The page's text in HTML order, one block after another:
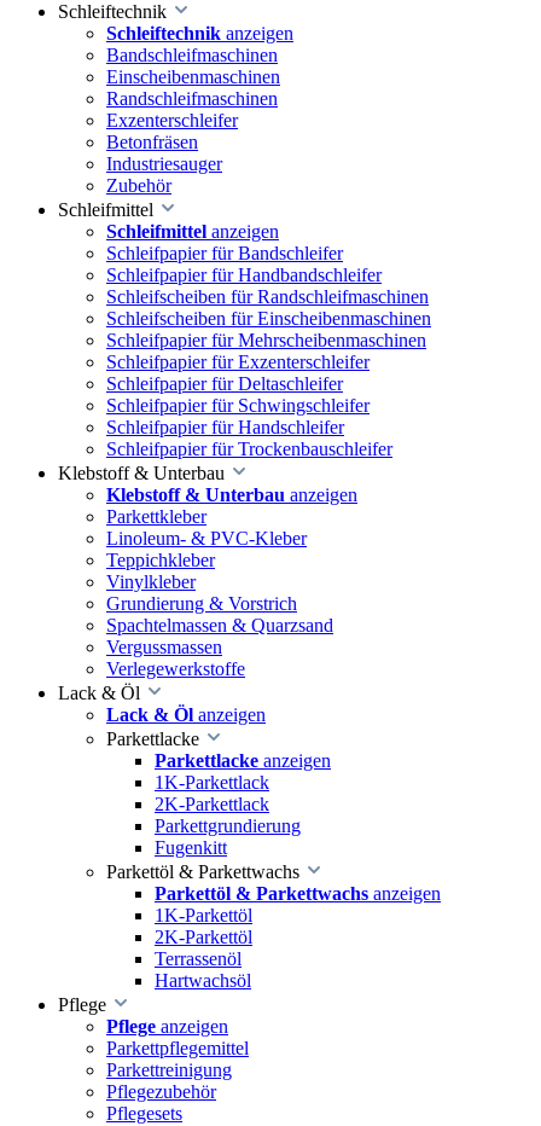
Schleiftechnik
Schleiftechnik anzeigen
Bandschleifmaschinen
Einscheibenmaschinen
Randschleifmaschinen
Exzenterschleifer
Betonfräsen
Industriesauger
Zubehör
Schleifmittel
Schleifmittel anzeigen
Schleifpapier für Bandschleifer
Schleifpapier für Handbandschleifer
Schleifscheiben für Randschleifmaschinen
Schleifscheiben für Einscheibenmaschinen
Schleifpapier für Mehrscheibenmaschinen
Schleifpapier für Exzenterschleifer
Schleifpapier für Deltaschleifer
Schleifpapier für Schwingschleifer
Schleifpapier für Handschleifer
Schleifpapier für Trockenbauschleifer
Klebstoff & Unterbau
Klebstoff & Unterbau anzeigen
Parkettkleber
Linoleum- & PVC-Kleber
Teppichkleber
Vinylkleber
Grundierung & Vorstrich
Spachtelmassen & Quarzsand
Vergussmassen
Verlegewerkstoffe
Lack & Öl
Lack & Öl anzeigen
Parkettlacke
Parkettlacke anzeigen
1K-Parkettlack
2K-Parkettlack
Parkettgrundierung
Fugenkitt
Parkettöl & Parkettwachs
Parkettöl & Parkettwachs anzeigen
1K-Parkettöl
2K-Parkettöl
Terrassenöl
Hartwachsöl
Pflege
Pflege anzeigen
Parkettpflegemittel
Parkettreinigung
Pflegezubehör
Pflegesets